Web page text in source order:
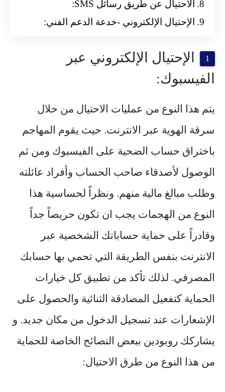
الاحتيال عن طريق رسائل SMS:
الإحتيال الإلكتروني -خدعة الدعم الفني:
الإحتيال الإلكتروني عبر
الفيسبوك:
يتم هذا النوع من عمليات الاحتيال من خلال
سرقة الهوية عبر الانترنت. حيث يقوم المهاجم
باختراق حساب الضحية على الفيسبوك ومن ثم
الوصول لأصدقاء صاحب الحساب وأفراد عائلته
وطلب مبالغ مالية منهم. ونظراً لحساسية هذا
النوع من الهجمات يجب ان تكون حريصاً جداً
وقادراً على حماية حساباتك الشخصية عبر
الانترنت بنفس الطريقة التي تحمي بها حسابك
المصرفي. لذلك تأكد من تطبيق كل خيارات
الحماية كتفعيل المصادقة الثنائية والحصول على
الإشعارات عند تسجيل الدخول من مكان جديد. و
يشاركك روبودين ببعض النصائح الخاصة للحماية
من هذا النوع من طرق الاحتيال: